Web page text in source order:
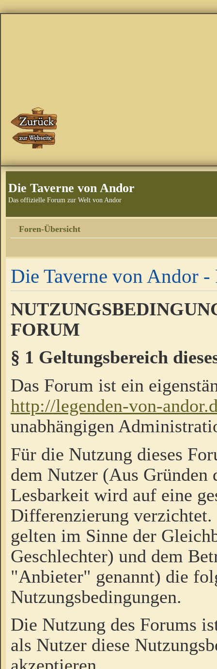
Die Taverne von Andor
Das offizielle Forum zur Welt von Andor
Foren-Übersicht
Die Taverne von Andor -
FORUM
§ 1 Geltungsbereich
Das Forum ist ein
http://legenden-von-
unabhängigen
Für die Nutzung dieses
dem Nutzer (Aus Gründen
Lesbarkeit wird auf eine
Differenzierung
gelten im Sinne der
Geschlechter) und dem
"Anbieter" genannt) die
Nutzungsbedingungen.
Die Nutzung des Forums
als Nutzer diese